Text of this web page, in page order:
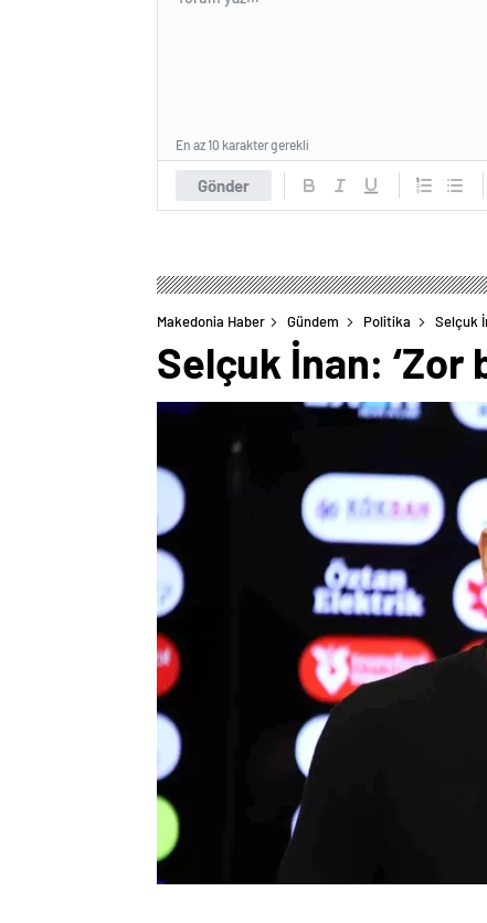
Gönder
En az 10 karakter gerekli
Makedonia Haber Gündem Politika Selçuk
Selçuk İnan: